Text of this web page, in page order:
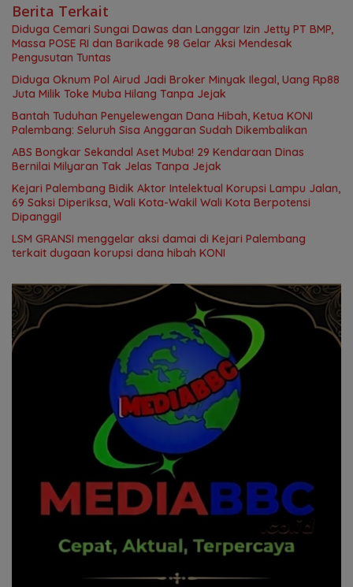
Berita Terkait
Diduga Cemari Sungai Dawas dan Langgar Izin Jetty PT BMP,
Massa POSE RI dan Barikade 98 Gelar Aksi Mendesak
Pengusutan Tuntas
Diduga Oknum Pol Airud Jadi Broker Minyak Ilegal, Uang Rp88
Juta Milik Toke Muba Hilang Tanpa Jejak
Bantah Tuduhan Penyelewengan Dana Hibah, Ketua KONI
Palembang: Seluruh Sisa Anggaran Sudah Dikembalikan
ABS Bongkar Sekandal Aset Muba! 29 Kendaraan Dinas
Bernilai Milyaran Tak Jelas Tanpa Jejak
Kejari Palembang Bidik Aktor Intelektual Korupsi Lampu Jalan,
69 Saksi Diperiksa, Wali Kota-Wakil Wali Kota Berpotensi
Dipanggil
LSM GRANSI menggelar aksi damai di Kejari Palembang
terkait dugaan korupsi dana hibah KONI